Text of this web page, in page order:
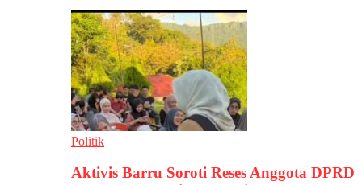
Politik
Aktivis Barru Soroti Reses Anggota DPRD